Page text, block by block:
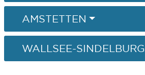
AMSTETTEN
WALLSEE-SINDELBURG